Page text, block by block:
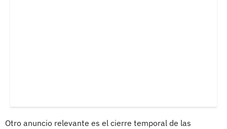
Otro anuncio relevante es el cierre temporal de las